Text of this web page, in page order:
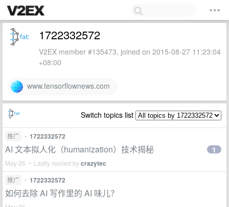
1722332572
V2EX member #135473, joined on 2015-08-27 11:23:04
+08:00
www.tensorflownews.com
Switch topics list
推广 • 1722332572
AI 文本拟人化（humanization）技术揭秘
May 26 • Lastly replied bycrazytec
1
推广 • 1722332572
如何去除 AI 写作里的 AI 味儿？